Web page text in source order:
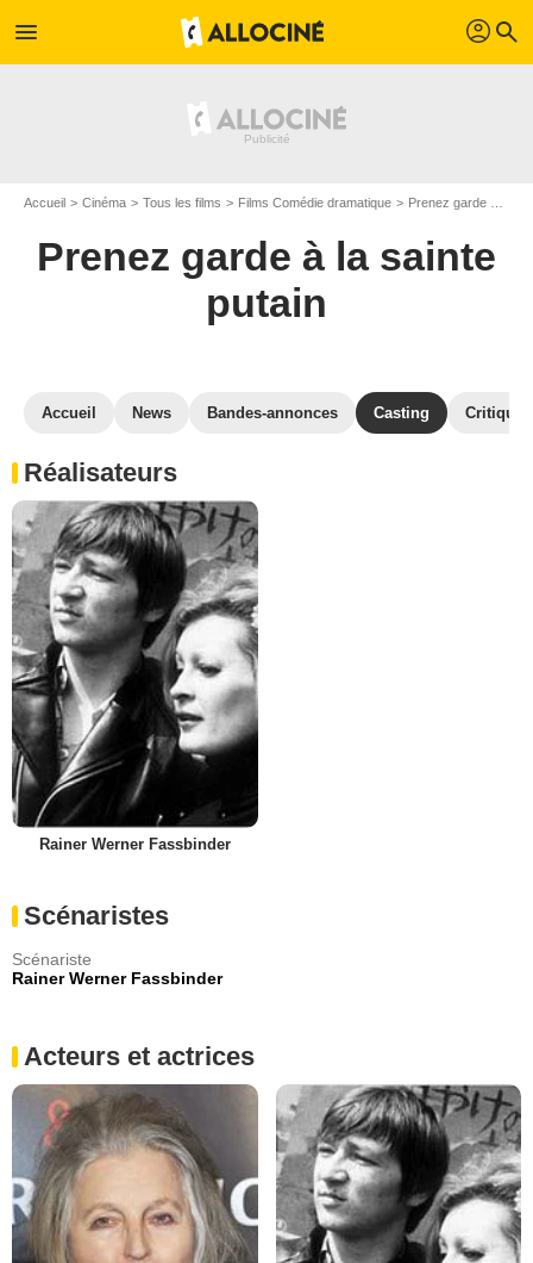
menu profil search
Accueil Cinéma Tous les films Films Comédie dramatique Prenez garde à la sainte putain
Prenez garde à la sainte
putain
Accueil News Bandes-annonces Casting
Réalisateurs
Rainer Werner Fassbinder
Scénaristes
Scénariste
Rainer Werner Fassbinder
Acteurs et actrices